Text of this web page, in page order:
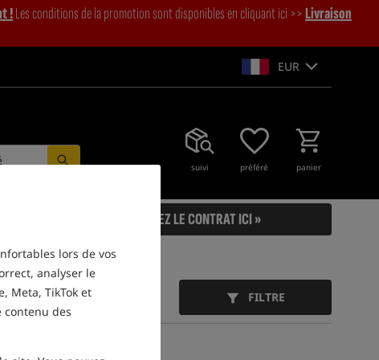
lors de vos
analyser le
Meta, TikTok et
contenu des
!Les conditions de la promotion sont disponibles en cliquant ici >>Livraison
EUR
suivi préféré panier
RÉSILIEZ LE CONTRAT ICI »
FILTRE